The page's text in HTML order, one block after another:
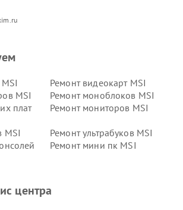
Ремонт видеокарт MSI
MSI
Ремонт моноблоков MSI
плат
Ремонт мониторов MSI
MSI
Ремонт ультрабуков MSI
Ремонт мини пк MSI
центра